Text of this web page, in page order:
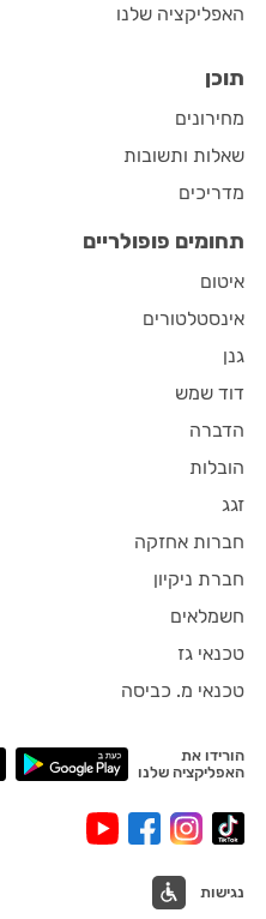
האפליקציה שלנו
תוכן
מחירונים
שאלות ותשובות
מדריכים
תחומים פופולריים
איטום
אינסטלטורים
גנן
דוד שמש
הדברה
הובלות
זגג
חברות אחזקה
חברת ניקיון
חשמלאים
טכנאי גז
טכנאי מ. כביסה
הורידו את
האפליקציה שלנו
נגישות